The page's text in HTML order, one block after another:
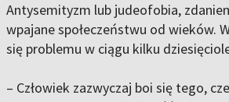
Antysemityzm lub judeofobia,
wpajane społeczeństwu od wieków.
się problemu w ciągu kilku
– Człowiek zazwyczaj boi się tego,